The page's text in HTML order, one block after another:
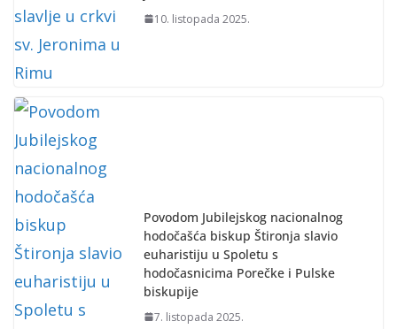
10. listopada 2025.
Povodom Jubilejskog nacionalnog
hodočašća biskup Štironja slavio
euharistiju u Spoletu s
hodočasnicima Porečke i Pulske
biskupije
7. listopada 2025.